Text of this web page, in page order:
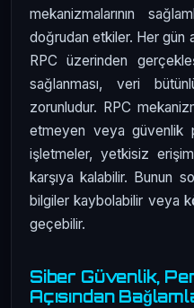
mekanizmalarının
doğrudan etkiler. Her gün
RPC üzerinden
sağlanması, veri
zorunludur. RPC
etmeyen veya güvenlik
işletmeler, yetkisiz
karşıya kalabilir. Bunun
bilgiler kaybolabilir veya
geçebilir.
Siber Güvenlik,
Açısından